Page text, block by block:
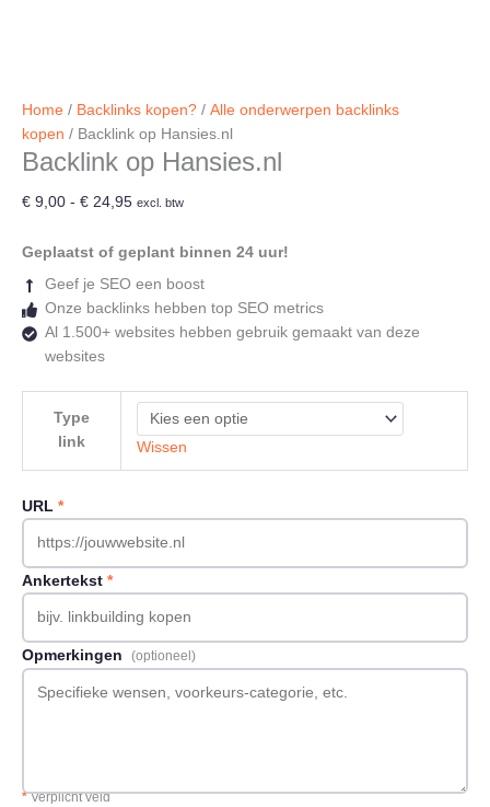
Home / Backlinks kopen? / Alle onderwerpen backlinks
kopen / Backlink op Hansies.nl
Backlink op Hansies.nl
€ 9,00 - € 24,95Prijsklasse:
tot
excl. btw
Geplaatst of geplant binnen 24 uur!
Geef je SEO een boost
Onze backlinks hebben top SEO metrics
Al 1.500+ websites hebben gebruik gemaakt van deze
websites
Type
link
Wissen
URL *
Ankertekst *
Opmerkingen (optioneel)
*Verplicht veld